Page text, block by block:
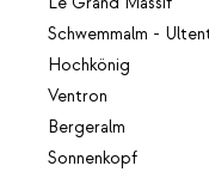
Schwemmalm -
Hochkönig
Ventron
Bergeralm
Sonnenkopf